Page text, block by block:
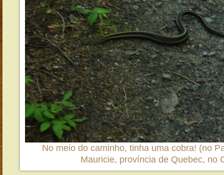
No meio do caminho, tinha uma cobra! (no
Mauricie, província de Quebec, no